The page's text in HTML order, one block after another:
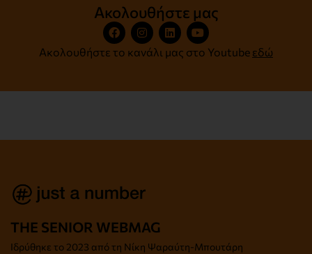
Ακολουθήστε μας
Ακολουθήστε το κανάλι μας στο Youtube εδώ
THE SENIOR WEBMAG
Iδρύθηκε το 2023 από τη Νίκη Ψαραύτη-Μπουτάρη